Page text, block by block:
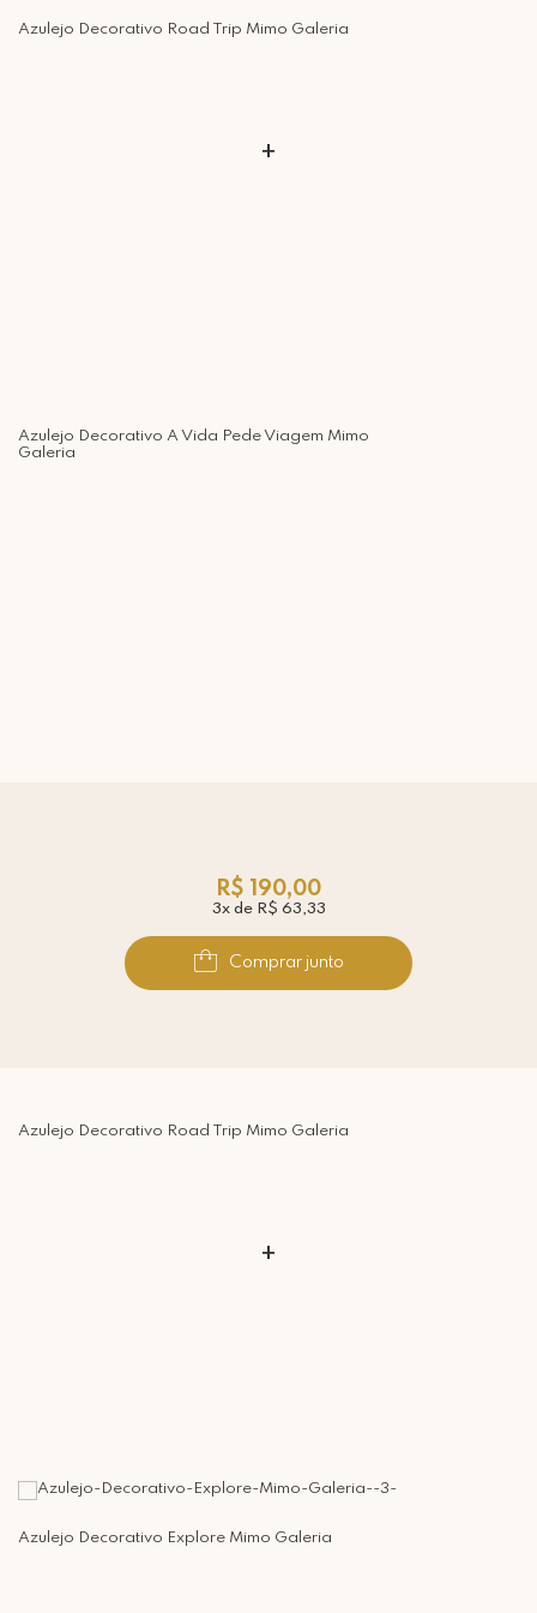
Que tal agendar um horário?
Rua Regente Feijó, 1048 - Piracicaba Atendimento: Segunda a Sexta-
Azulejo Decorativo Road Trip Mimo Galeria
+
Azulejo Decorativo A Vida Pede Viagem Mimo
Galeria
R$ 190,00
3x de R$ 63,33
Comprar junto
Azulejo Decorativo Road Trip Mimo Galeria
+
Azulejo Decorativo Explore Mimo Galeria